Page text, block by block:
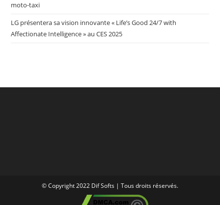
moto-taxi
LG présentera sa vision innovante « Life’s Good 24/7 with
Affectionate Intelligence » au CES 2025
© Copyright 2022 Dif Softs | Tous droits réservés.